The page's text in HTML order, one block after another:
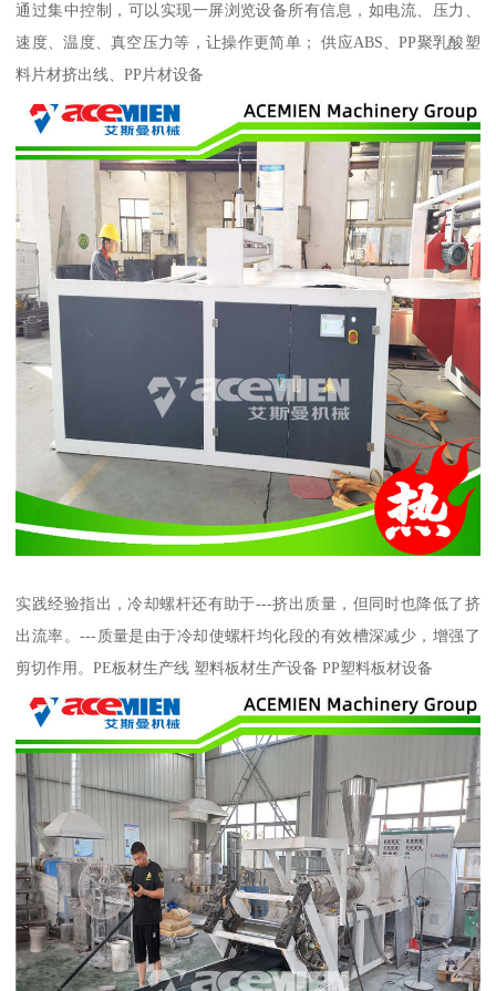
通过集中控制，可以实现一屏浏览设备所有信息，如电流、压力、
速度、温度、真空压力等，让操作更简单； 供应ABS、PP聚乳酸塑
料片材挤出线、PP片材设备
实践经验指出，冷却螺杆还有助于---挤出质量，但同时也降低了挤
出流率。---质量是由于冷却使螺杆均化段的有效槽深减少，增强了
剪切作用。PE板材生产线 塑料板材生产设备 PP塑料板材设备